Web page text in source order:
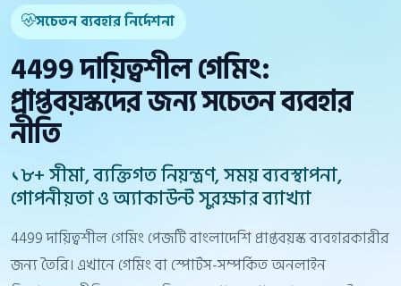
সচেতন ব্যবহার নির্দেশনা
4499 দায়িত্বশীল গেমিং:
প্রাপ্তবয়স্কদের জন্য সচেতন ব্যবহার
নীতি
১৮+ সীমা, ব্যক্তিগত নিয়ন্ত্রণ, সময় ব্যবস্থাপনা,
গোপনীয়তা ও অ্যাকাউন্ট সুরক্ষার ব্যাখ্যা
4499 দায়িত্বশীল গেমিং পেজটি বাংলাদেশি প্রাপ্তবয়স্ক ব্যবহারকারীর
জন্য তৈরি। এখানে গেমিং বা স্পোর্টস-সম্পর্কিত অনলাইন